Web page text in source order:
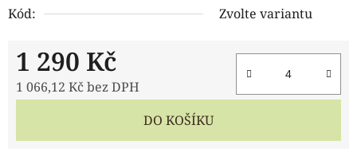
Kód:
Zvolte variantu
1 290 Kč
1 066,12 Kč bez DPH
DO KOŠÍKU